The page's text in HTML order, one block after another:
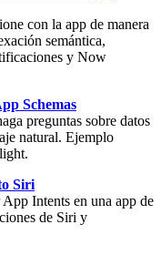
con la app de manera
semántica,
y Now
Schemas
preguntas sobre datos
natural. Ejemplo
Siri
App Intents en una app de
de Siri y